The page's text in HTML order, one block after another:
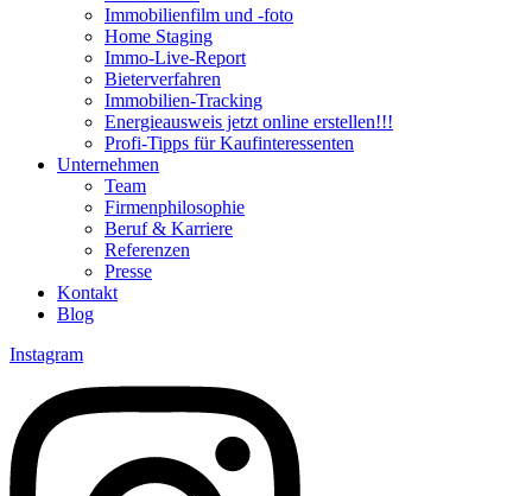
Immobilienfilm und -foto
Home Staging
Immo-Live-Report
Bieterverfahren
Immobilien-Tracking
Energieausweis jetzt online erstellen!!!
Profi-Tipps für Kaufinteressenten
Unternehmen
Team
Firmenphilosophie
Beruf & Karriere
Referenzen
Presse
Kontakt
Blog
Instagram